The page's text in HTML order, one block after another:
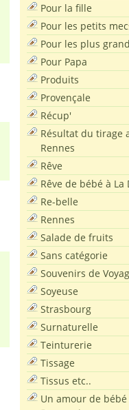
Pour la fille
Pour les petits
Pour les plus
Pour Papa
Produits
Provençale
Récup'
Résultat du tirage
Rennes
Rêve
Rêve de bébé à La
Re-belle
Rennes
Salade de fruits
Sans catégorie
Souvenirs de
Soyeuse
Strasbourg
Surnaturelle
Teinturerie
Tissage
Tissus etc..
Un amour de bébé